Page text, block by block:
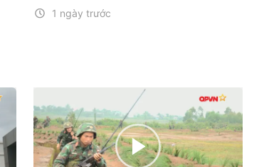
1 ngày trước